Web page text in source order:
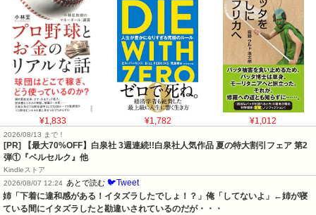
¥1,833 ¥1,782 ¥1,012
2026/08/13 まで！
[PR] 【最大70%OFF】白泉社 3週連続!!白泉社人気作品 夏の特大割引フェア 第2
弾①『ベルセルク』他
Kindleストア
2026/08/07 12:24 あとで読む 🐦Tweet
姉「下着に違和感がある！イタズラしたでしょ！？」俺「してないよ」←姉が寝
ている間にイタズラしたと勘違いされているのだが・・・